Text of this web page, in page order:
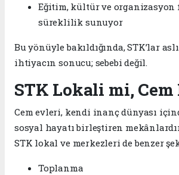
Eğitim, kültür ve
süreklilik sunuyor
Bu yönüyle bakıldığında, STK’lar
ihtiyacın sonucu; sebebi değil.
STK Lokali mi,
Cem evleri, kendi inanç dünyası
sosyal hayatı birleştiren
STK lokal ve merkezleri de benzer
Toplanma